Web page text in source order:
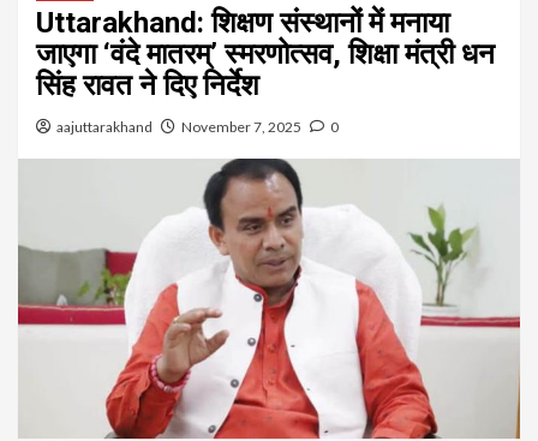
Uttarakhand: शिक्षण संस्थानों में मनाया
जाएगा ‘वंदे मातरम्’ स्मरणोत्सव, शिक्षा मंत्री धन
सिंह रावत ने दिए निर्देश
aajuttarakhand November 7, 2025 0